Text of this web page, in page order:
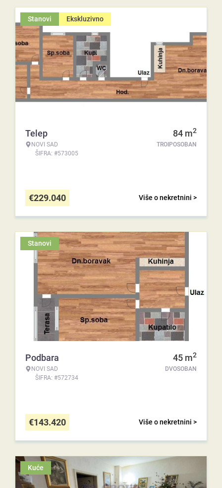
Stanovi Ekskluzivno
Telep
NOVI SAD
ŠIFRA: #573005
84 m2
TROIPOSOBAN
Više o nekretnini >
€229.040
Stanovi
Podbara
NOVI SAD
ŠIFRA: #572734
45 m2
DVOSOBAN
Više o nekretnini >
€143.420
Kuće